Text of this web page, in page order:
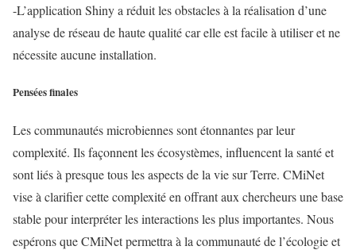
-L’application Shiny a réduit les obstacles à la réalisation d’une
analyse de réseau de haute qualité car elle est facile à utiliser et ne
nécessite aucune installation.
Pensées finales
Les communautés microbiennes sont étonnantes par leur
complexité. Ils façonnent les écosystèmes, influencent la santé et
sont liés à presque tous les aspects de la vie sur Terre. CMiNet
vise à clarifier cette complexité en offrant aux chercheurs une base
stable pour interpréter les interactions les plus importantes. Nous
espérons que CMiNet permettra à la communauté de l’écologie et